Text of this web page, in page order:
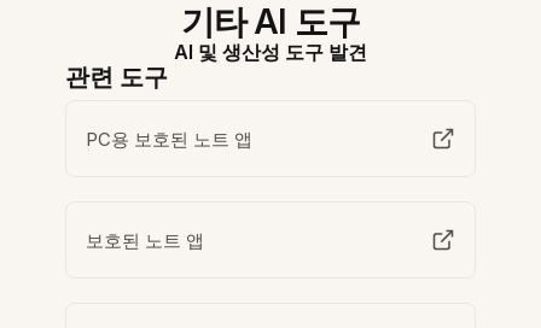
기타 AI 도구
AI 및 생산성 도구 발견
관련 도구
PC용 보호된 노트 앱
보호된 노트 앱